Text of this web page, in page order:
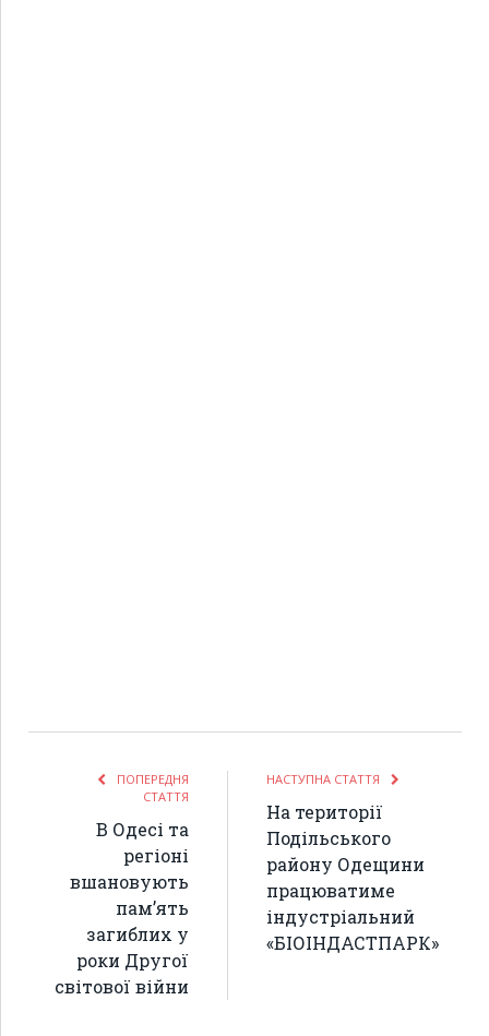
ПОПЕРЕДНЯ
СТАТТЯ
В Одесі та
регіоні
вшановують
памʼять
загиблих у
роки Другої
світової війни
НАСТУПНА СТАТТЯ
На території
Подільського
району Одещини
працюватиме
індустріальний
«БІОІНДАСТПАРК»